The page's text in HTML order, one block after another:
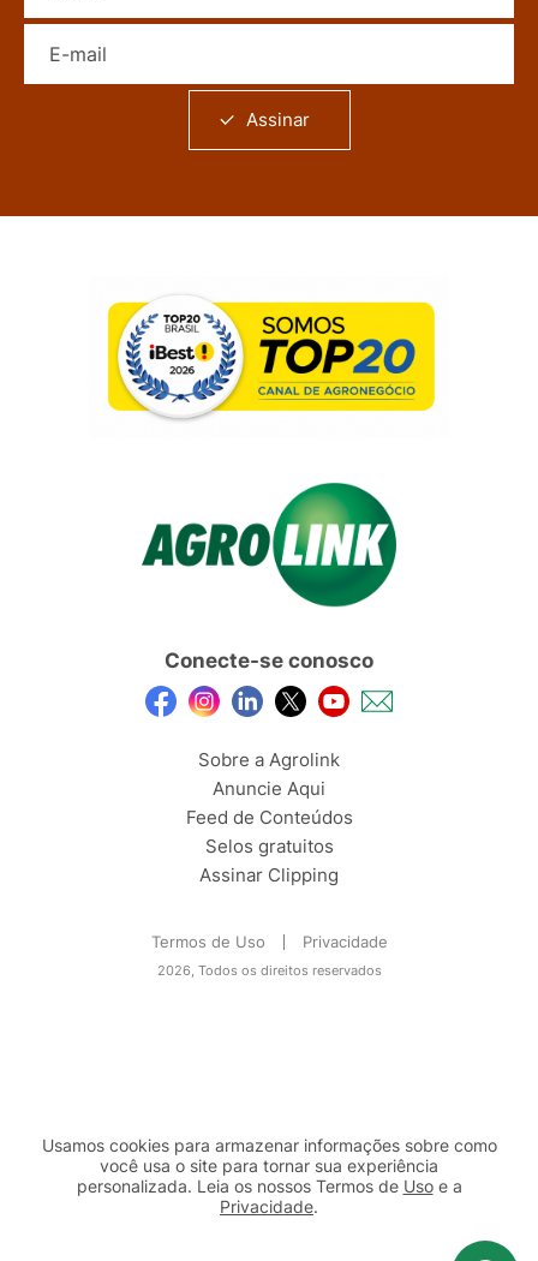
Assinar
Conecte-se conosco
Sobre a Agrolink
Anuncie Aqui
Feed de Conteúdos
Selos gratuitos
Assinar Clipping
Termos de Uso Privacidade
2026, Todos os direitos reservados
Usamos cookies para armazenar informações sobre como
você usa o site para tornar sua experiência
personalizada. Leia os nossos Termos de Usoe a
Privacidade.